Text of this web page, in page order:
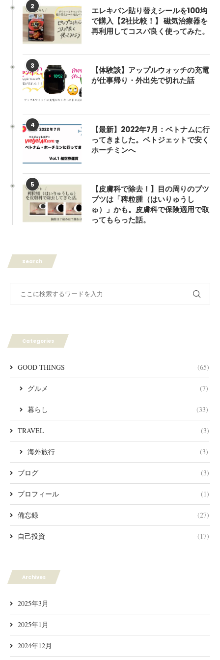
2
エレキバン貼り替えシールを100均
で購入【2社比較！】 磁気治療器を
再利用してコスパ良く使ってみた。
3
【体験談】アップルウォッチの充電
が仕事帰り・外出先で切れた話
4
【最新】2022年7月：ベトナムに行
ってきました。ベトジェットで安く
ホーチミンへ
5
【皮膚科で除去！】目の周りのブツ
ブツは「稗粒腫（はいりゅうし
ゅ）」かも。皮膚科で保険適用で取
ってもらった話。
Search
Categories
GOOD THINGS (65)
グルメ (7)
暮らし (33)
TRAVEL (3)
海外旅行 (3)
ブログ (3)
プロフィール (1)
備忘録 (27)
自己投資 (17)
Archives
2025年3月
2025年1月
2024年12月